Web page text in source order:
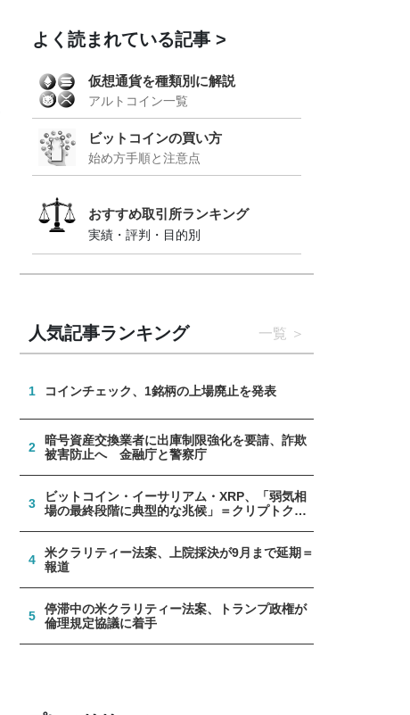
よく読まれている記事
仮想通貨を種類別に解説
アルトコイン一覧
ビットコインの買い方
始め方手順と注意点
おすすめ取引所ランキング
実績・評判・目的別
人気記事ランキング 一覧
1 コインチェック、1銘柄の上場廃止を発表
2
暗号資産交換業者に出庫制限強化を要請、詐欺
被害防止へ 金融庁と警察庁
3
ビットコイン・イーサリアム・XRP、「弱気相
場の最終段階に典型的な兆候」＝クリプトクア
4
米クラリティー法案、上院採決が9月まで延期＝
報道
5
停滞中の米クラリティー法案、トランプ政権が
倫理規定協議に着手